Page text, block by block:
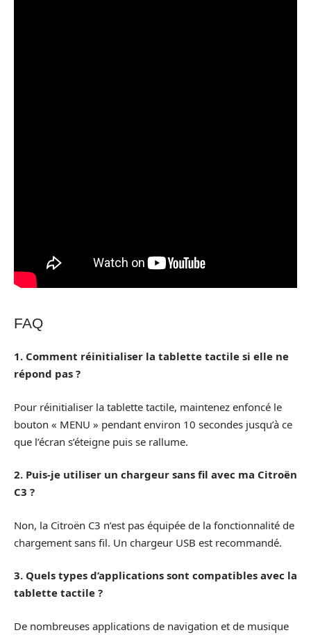
FAQ
1. Comment réinitialiser la tablette tactile si elle ne
répond pas ?
Pour réinitialiser la tablette tactile, maintenez enfoncé le
bouton « MENU » pendant environ 10 secondes jusqu’à ce
que l’écran s’éteigne puis se rallume.
2. Puis-je utiliser un chargeur sans fil avec ma Citroën
C3 ?
Non, la Citroën C3 n’est pas équipée de la fonctionnalité de
chargement sans fil. Un chargeur USB est recommandé.
3. Quels types d’applications sont compatibles avec la
tablette tactile ?
De nombreuses applications de navigation et de musique